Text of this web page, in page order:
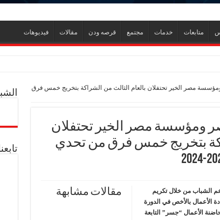
متابعات خدمات مجتمع قرصه ودن مقالات فيديوهات
جديد
العالمية آليات تنفيذ مذكرة التفاهم لربط اكتشافات الشركة في قبرص بالبنية
منذ عام 2022.. ويؤكد: كامل الاهتمام لوضع صعيد مصر على خريطة الاستثمار البترولي
مصر الخير تحتفلان بالعام الثالث من الشراكة بتخريج خمس فرق
ومؤسسة مصر الخير تحتفلان
بتخريج خمس فرق من تحدي
مقالات مشابهة
الشباب من خلال تكريم
الأعمال بالأخص في الدورة
حاضنة الأعمال “جسر” التابعة